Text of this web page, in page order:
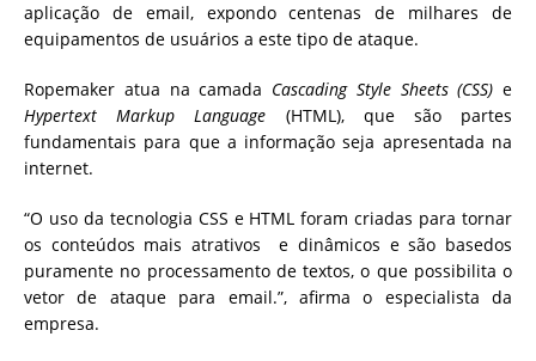
aplicação de email, expondo centenas de milhares de
equipamentos de usuários a este tipo de ataque.
Ropemaker atua na camada Cascading Style Sheets (CSS) e
Hypertext Markup Language (HTML), que são partes
fundamentais para que a informação seja apresentada na
internet.
“O uso da tecnologia CSS e HTML foram criadas para tornar
os conteúdos mais atrativos e dinâmicos e são basedos
puramente no processamento de textos, o que possibilita o
vetor de ataque para email.”, afirma o especialista da
empresa.